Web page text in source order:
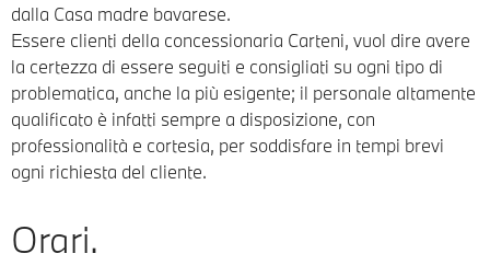
dalla Casa madre bavarese.
Essere clienti della concessionaria Carteni, vuol dire avere
la certezza di essere seguiti e consigliati su ogni tipo di
problematica, anche la più esigente; il personale altamente
qualificato è infatti sempre a disposizione, con
professionalità e cortesia, per soddisfare in tempi brevi
ogni richiesta del cliente.
Orari.